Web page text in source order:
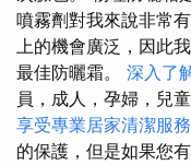
噴霧劑對我來說非常
上的機會廣泛，因此
最佳防曬霜。 深入了
員，成人，孕婦，兒
享受專業居家清潔服務
的保護，但是如果您